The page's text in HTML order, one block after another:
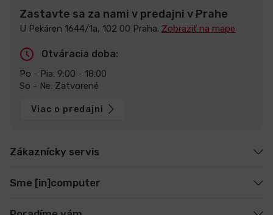
Zastavte sa za nami v predajni v Prahe
U Pekáren 1644/1a, 102 00 Praha. Zobraziť na mape
Otváracia doba:
Po - Pia: 9:00 - 18:00
So - Ne: Zatvorené
Viac o predajni
Zákaznícky servis
Sme [in]computer